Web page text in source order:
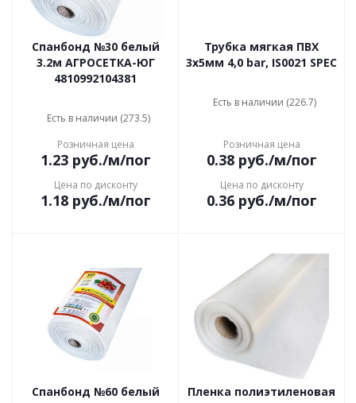
Спанбонд №30 белый
3.2м АГРОСЕТКА-ЮГ
4810992104381
Есть в наличии (273.5)
Розничная цена
1.23руб./м/пог
Цена по дисконту
1.18руб./м/пог
Трубка мягкая ПВХ
3х5мм 4,0 bar, IS0021 SPEC
Есть в наличии (226.7)
Розничная цена
0.38руб./м/пог
Цена по дисконту
0.36руб./м/пог
Спанбонд №60 белый
Пленка полиэтиленовая